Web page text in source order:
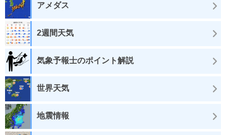
アメダス
2週間天気
気象予報士のポイント解説
世界天気
地震情報